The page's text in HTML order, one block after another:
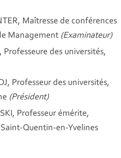
Maîtresse de conférences
Management (Examinateur)
des universités,
Professeur des universités,
(Président)
Professeur émérite,
Quentin-en-Yvelines